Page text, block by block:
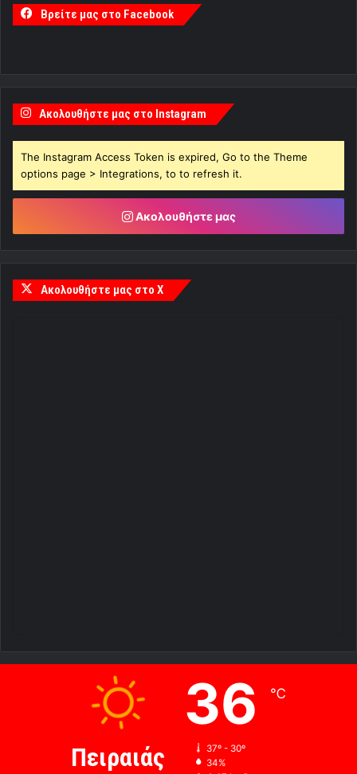
Βρείτε μας στο Facebook
Ακολουθήστε μας στο Instagram
The Instagram Access Token is expired, Go to the Theme
options page > Integrations, to to refresh it.
Ακολουθήστε μας
Ακολουθήστε μας στο X
Πειραιάς
36 ℃
37º - 30º
34%